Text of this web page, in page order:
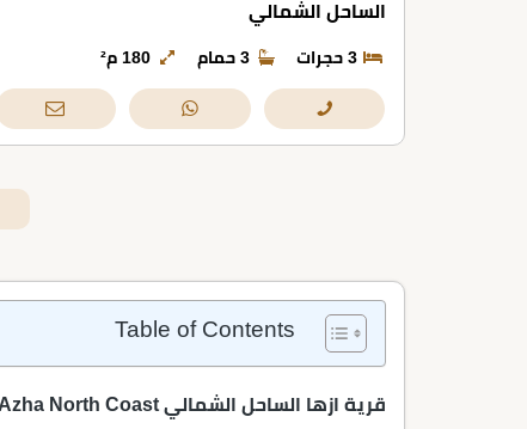
الساحل الشمالي
3 حجرات 3 حمام 180 م²
Table of Contents
قرية ازها الساحل الشمالي Azha North Coast